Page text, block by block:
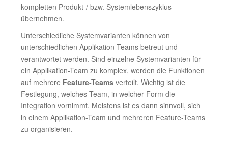
kompletten Produkt-/ bzw. Systemlebenszyklus
übernehmen.
Unterschiedliche Systemvarianten können von
unterschiedlichen Applikation-Teams betreut und
verantwortet werden. Sind einzelne Systemvarianten für
ein Applikation-Team zu komplex, werden die Funktionen
auf mehrere Feature-Teams verteilt. Wichtig ist die
Festlegung, welches Team, in welcher Form die
Integration vornimmt. Meistens ist es dann sinnvoll, sich
in einem Applikation-Team und mehreren Feature-Teams
zu organisieren.